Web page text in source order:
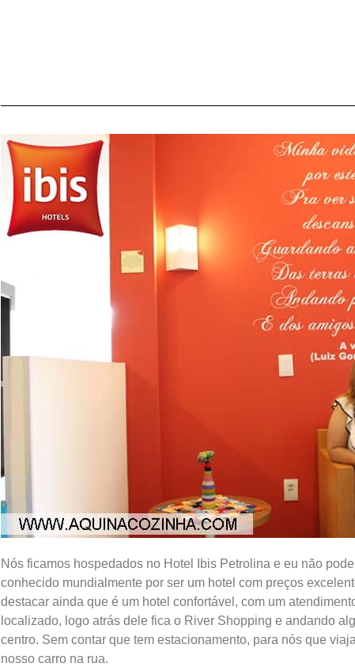
Nós ficamos hospedados no Hotel Ibis Petrolina e eu não
conhecido mundialmente por ser um hotel com preços
destacar ainda que é um hotel confortável, com um
localizado, logo atrás dele fica o River Shopping e andando
centro. Sem contar que tem estacionamento, para nós que
nosso carro na rua.